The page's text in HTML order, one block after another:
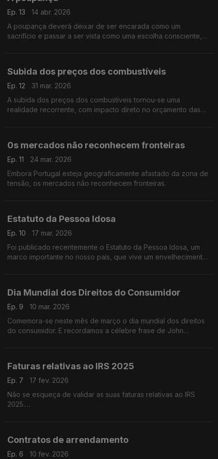
Ep. 13
14 abr. 2026
A poupança deverá deixar de ser encarada como um
sacrifício e passar a ser vista como uma escolha consciente,
Subida dos preços dos combustíveis
Ep. 12
31 mar. 2026
A subida dos preços dos combustíveis tornou-se uma
realidade recorrente, com impacto direto no orçamento das
0s mercados não reconhecem fronteiras
Ep. 11
24 mar. 2026
Embora Portugal esteja geograficamente afastado da zona de
tensão, os mercados não reconhecem fronteiras.
Estatuto da Pessoa Idosa
Ep. 10
17 mar. 2026
Foi publicado recentemente o Estatuto da Pessoa Idosa, um
marco importante no nosso país, que vive um envelhecimento
Dia Mundial dos Direitos do Consumidor
Ep. 9
10 mar. 2026
Comemora-se neste mês de março o dia mundial dos direitos
do consumidor. E recordamos a célebre frase de John
do Consumidor como Diretrizes das Nações Unidas dando
assim, legitimidade e reconhecimento internacional para essa
Faturas relativas ao IRS 2025
Ep. 7
17 fev. 2026
Não se esqueça de validar as suas faturas relativas ao IRS
2025.
Contratos de arrendamento
Ep. 6 10 fev. 2026